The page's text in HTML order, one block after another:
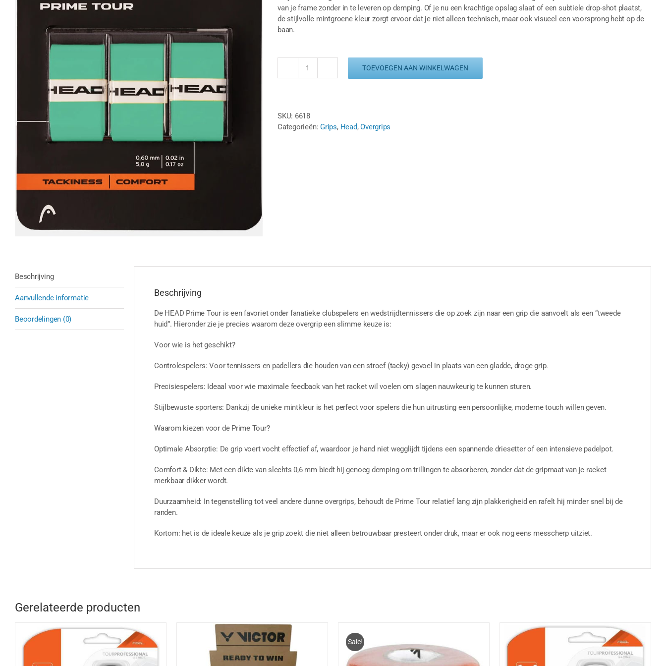
van je frame zonder in te leveren op demping. Of je nu een krachtige opslag slaat of een subtiele drop-shot plaatst,
de stijlvolle mintgroene kleur zorgt ervoor dat je niet alleen technisch, maar ook visueel een voorsprong hebt op de
baan.
HEAD
-
MINT
TOEVOEGEN AAN WINKELWAGEN
SKU: 6618
Categorieën:Grips, Head,Overgrips
Beschrijving
Aanvullende informatie
Beoordelingen (0)
Beschrijving
De HEAD Prime Tour is een favoriet onder fanatieke clubspelers en wedstrijdtennissers die op zoek zijn naar een grip die aanvoelt als een “tweede
huid”. Hieronder zie je precies waarom deze overgrip een slimme keuze is:
Voor wie is het geschikt?
Controlespelers: Voor tennissers en padellers die houden van een stroef (tacky) gevoel in plaats van een gladde, droge grip.
Precisiespelers: Ideaal voor wie maximale feedback van het racket wil voelen om slagen nauwkeurig te kunnen sturen.
Stijlbewuste sporters: Dankzij de unieke mintkleur is het perfect voor spelers die hun uitrusting een persoonlijke, moderne touch willen geven.
Waarom kiezen voor de Prime Tour?
Optimale Absorptie: De grip voert vocht effectief af, waardoor je hand niet wegglijdt tijdens een spannende driesetter of een intensieve padelpot.
Comfort & Dikte: Met een dikte van slechts 0,6 mm biedt hij genoeg demping om trillingen te absorberen, zonder dat de gripmaat van je racket
merkbaar dikker wordt.
Duurzaamheid: In tegenstelling tot veel andere dunne overgrips, behoudt de Prime Tour relatief lang zijn plakkerigheid en rafelt hij minder snel bij de
randen.
Kortom: het is de ideale keuze als je grip zoekt die niet alleen betrouwbaar presteert onder druk, maar er ook nog eens messcherp uitziet.
Gerelateerde producten
Sale!